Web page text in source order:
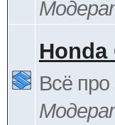
Honda
Всё про